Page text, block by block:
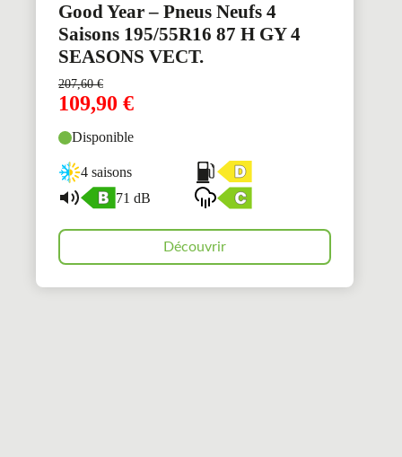
Good Year – Pneus Neufs 4
Saisons 195/55R16 87 H GY 4
SEASONS VECT.
207,60€
109,90 €
Disponible
4 saisons
71 dB
Découvrir